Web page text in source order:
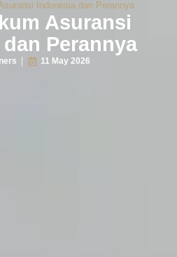
Indonesia dan Perannya
Asuransi
Perannya
11 May 2026